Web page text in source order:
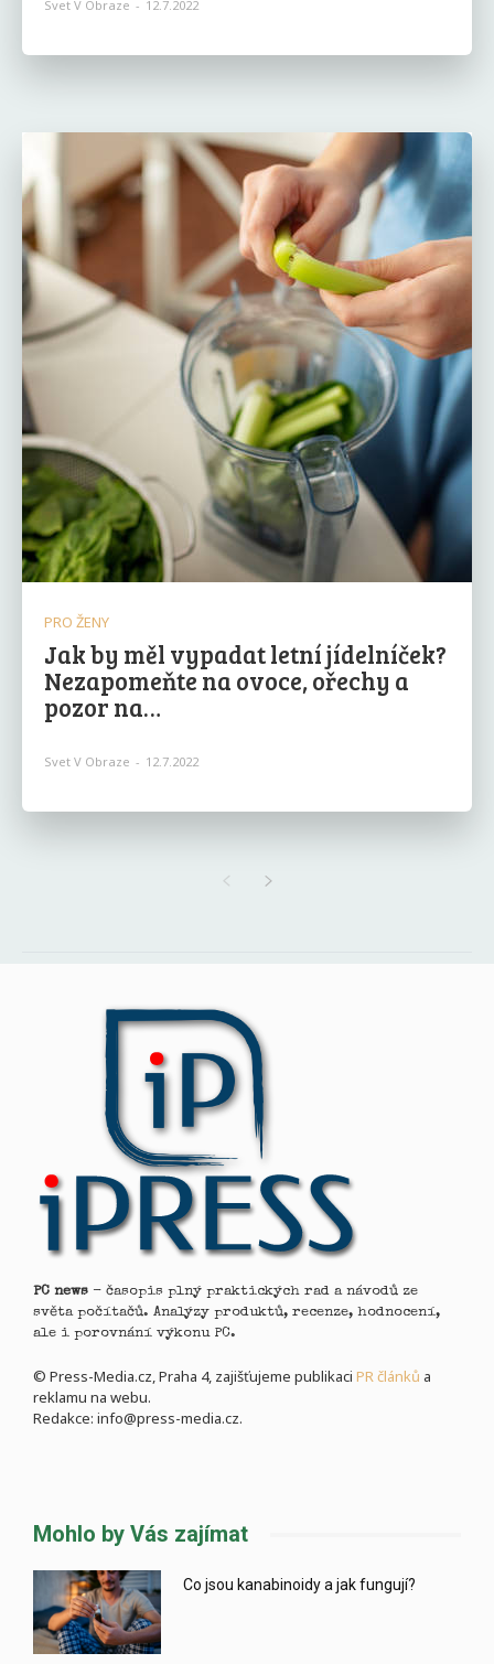
PC news - časopis plný praktických rad a návodů ze
světa počítačů. Analýzy produktů, recenze, hodnocení,
ale i porovnání výkonu PC.
© Press-Media.cz, Praha 4, zajišťujeme publikaci PR článků a
reklamu na webu.
Redakce: info@press-media.cz.
Mohlo by Vás zajímat
Co jsou kanabinoidy a jak fungují?